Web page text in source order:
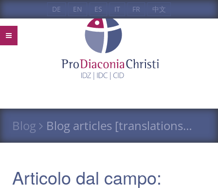
DE EN ES IT FR 中文
Blog Blog articles [translations…
Articolo dal campo: